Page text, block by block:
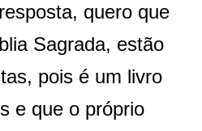
quero que
Sagrada, estão
pois é um livro
e que o próprio